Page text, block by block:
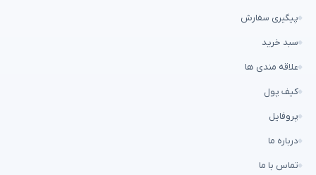
پیگیری سفارش
سبد خرید
علاقه مندی ها
کیف پول
پروفایل
درباره ما
تماس با ما